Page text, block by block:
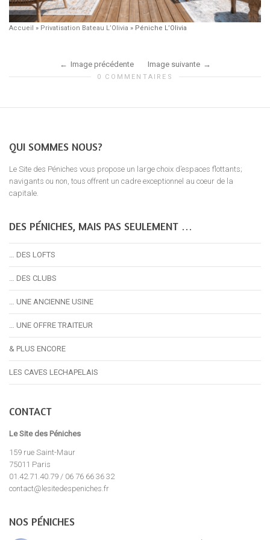
Accueil » Privatisation Bateau L’Olivia » Péniche L’Olivia
Image précédente Image suivante
0 COMMENTAIRES
QUI SOMMES NOUS?
Le Site des Péniches vous propose un large choix d’espaces flottants;
navigants ou non, tous offrent un cadre exceptionnel au coeur de la
capitale.
DES PÉNICHES, MAIS PAS SEULEMENT …
… DES LOFTS
… DES CLUBS
… UNE ANCIENNE USINE
… UNE OFFRE TRAITEUR
& PLUS ENCORE
LES CAVES LECHAPELAIS
CONTACT
Le Site des Péniches
159 rue Saint-Maur
75011 Paris
01.42.71.40.79 / 06 76 66 36 32
contact@lesitedespeniches.fr
NOS PÉNICHES